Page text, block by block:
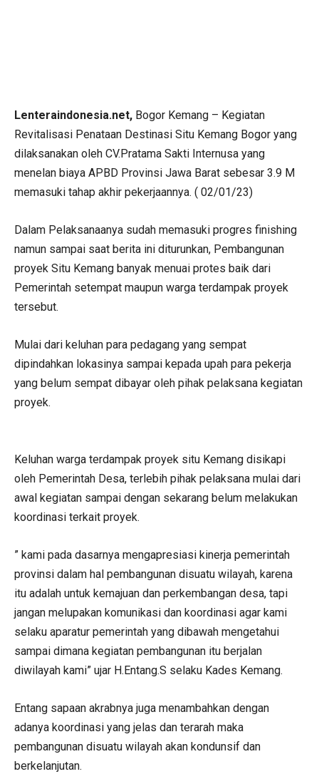
Lenteraindonesia.net, Bogor Kemang – Kegiatan
Revitalisasi Penataan Destinasi Situ Kemang Bogor yang
dilaksanakan oleh CV.Pratama Sakti Internusa yang
menelan biaya APBD Provinsi Jawa Barat sebesar 3.9 M
memasuki tahap akhir pekerjaannya. ( 02/01/23)
Dalam Pelaksanaanya sudah memasuki progres finishing
namun sampai saat berita ini diturunkan, Pembangunan
proyek Situ Kemang banyak menuai protes baik dari
Pemerintah setempat maupun warga terdampak proyek
tersebut.
Mulai dari keluhan para pedagang yang sempat
dipindahkan lokasinya sampai kepada upah para pekerja
yang belum sempat dibayar oleh pihak pelaksana kegiatan
proyek.
Keluhan warga terdampak proyek situ Kemang disikapi
oleh Pemerintah Desa, terlebih pihak pelaksana mulai dari
awal kegiatan sampai dengan sekarang belum melakukan
koordinasi terkait proyek.
” kami pada dasarnya mengapresiasi kinerja pemerintah
provinsi dalam hal pembangunan disuatu wilayah, karena
itu adalah untuk kemajuan dan perkembangan desa, tapi
jangan melupakan komunikasi dan koordinasi agar kami
selaku aparatur pemerintah yang dibawah mengetahui
sampai dimana kegiatan pembangunan itu berjalan
diwilayah kami” ujar H.Entang.S selaku Kades Kemang.
Entang sapaan akrabnya juga menambahkan dengan
adanya koordinasi yang jelas dan terarah maka
pembangunan disuatu wilayah akan kondunsif dan
berkelanjutan.